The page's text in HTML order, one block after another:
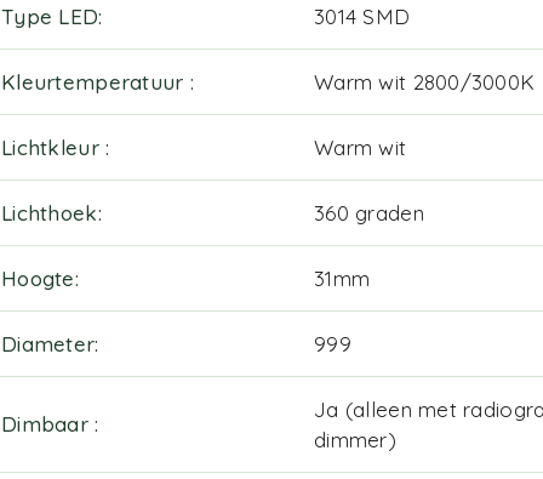
Type LED 3014 SMD
Kleurtemperatuur Warm wit 2800/3000K
Lichtkleur Warm wit
Lichthoek 360 graden
Hoogte 31mm
Diameter 999
Dimbaar
Ja (alleen met
dimmer)